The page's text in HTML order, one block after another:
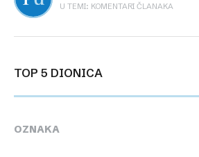
U TEMI: KOMENTARI ČLANAKA
TOP 5 DIONICA
OZNAKA